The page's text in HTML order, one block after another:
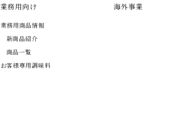
業務用向け
業務用商品情報
新商品紹介
商品一覧
お客様専用調味料
海外事業